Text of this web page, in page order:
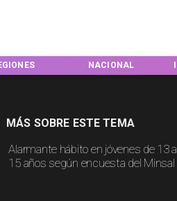
NACIONAL
Alarmante hábito en jóvenes de 13 a
15 años según encuesta del Minsal
MÁS SOBRE ESTE TEMA